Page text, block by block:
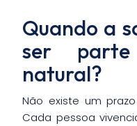
Quando a
ser
natural?
Não existe um
Cada pessoa